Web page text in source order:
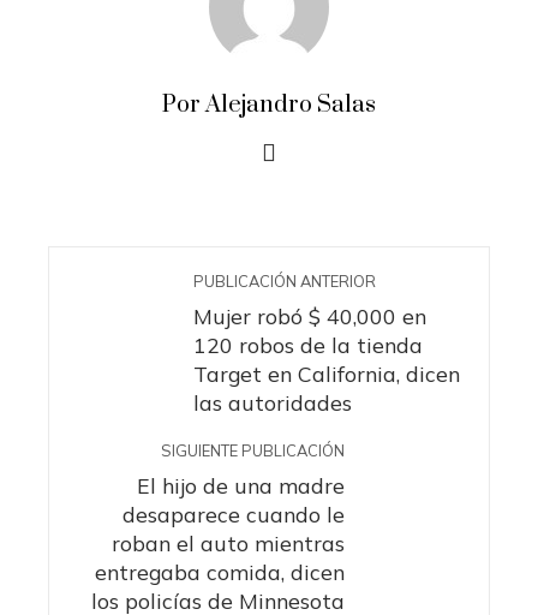
Por Alejandro Salas
PUBLICACIÓN ANTERIOR
Mujer robó $ 40,000 en
120 robos de la tienda
Target en California, dicen
las autoridades
SIGUIENTE PUBLICACIÓN
El hijo de una madre
desaparece cuando le
roban el auto mientras
entregaba comida, dicen
los policías de Minnesota